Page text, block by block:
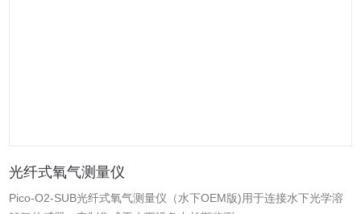
光纤式氧气测量仪
Pico-O2-SUB光纤式氧气测量仪（水下OEM版)用于连接水下光学溶